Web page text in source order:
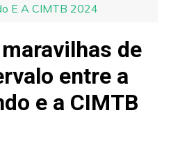
E A CIMTB 2024
de
entre a
e a CIMTB